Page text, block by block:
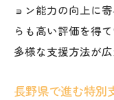
特別支援
支援級活
多様な学
自立活動を支
ョン能力の向上に
らも高い評価を得
多様な支援方法が
長野県で進む特別